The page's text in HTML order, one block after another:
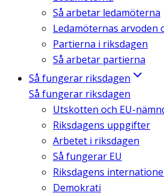
Så arbetar ledamöterna
Ledamöternas arvoden
Partierna i riksdagen
Så arbetar partierna
Så fungerar riksdagen
Så fungerar riksdagen
Utskotten och EU-
Riksdagens uppgifter
Arbetet i riksdagen
Så fungerar EU
Riksdagens
Demokrati